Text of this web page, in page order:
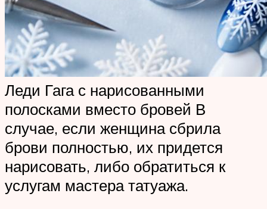
Леди Гага с нарисованными
полосками вместо бровей В
случае, если женщина сбрила
брови полностью, их придется
нарисовать, либо обратиться к
услугам мастера татуажа.